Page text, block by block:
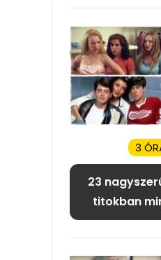
3
23
titokban